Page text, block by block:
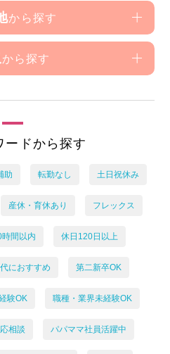
から探す
から探す
ードから探す
助 転勤なし 土日祝休み
産休・育休あり フレックス
時間以内 休日120日以上
におすすめ 第二新卒OK
験OK 職種・業界未経験OK
相談 パパママ社員活躍中